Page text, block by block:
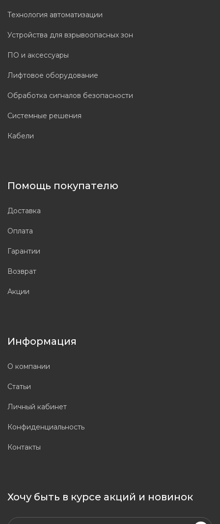
Технология автоматизации
Устройства для взрывоопасных зон
ПО и аксессуары
Лифтовое оборудование
Обработка сигналов безопасности
Системные решения
Кабели
Помощь покупателю
Доставка
Оплата
Гарантии
Возврат
Акции
Информация
О компании
Статьи
Личный кабинет
Конфиденциальность
Контакты
Хочу быть в курсе акций и новинок